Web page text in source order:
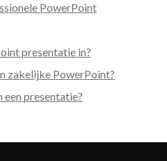
PowerPoint
presentatie in?
zakelijke PowerPoint?
een presentatie?